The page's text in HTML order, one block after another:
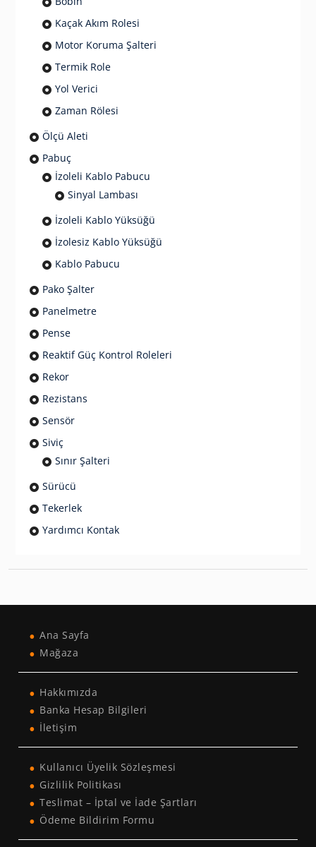
Kaçak Akım Rolesi
Motor Koruma Şalteri
Termik Role
Yol Verici
Zaman Rölesi
Ölçü Aleti
Pabuç
İzoleli Kablo Pabucu
Sinyal Lambası
İzoleli Kablo Yüksüğü
İzolesiz Kablo Yüksüğü
Kablo Pabucu
Pako Şalter
Panelmetre
Pense
Reaktif Güç Kontrol Roleleri
Rekor
Rezistans
Sensör
Siviç
Sınır Şalteri
Sürücü
Tekerlek
Yardımcı Kontak
Ana Sayfa
Mağaza
Hakkımızda
Banka Hesap Bilgileri
İletişim
Kullanıcı Üyelik Sözleşmesi
Gizlilik Politikası
Teslimat – İptal ve İade Şartları
Ödeme Bildirim Formu